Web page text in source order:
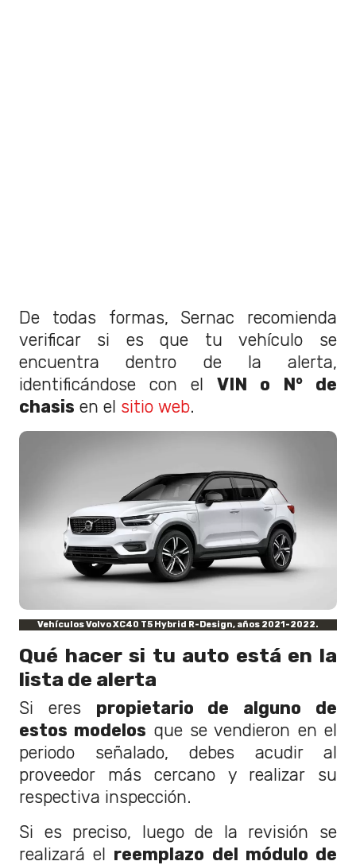
De todas formas, Sernac recomienda
verificar si es que tu vehículo se
encuentra dentro de la alerta,
identificándose con el VIN o N° de
chasis en el sitio web.
Vehículos Volvo XC40 T5 Hybrid R-Design, años 2021-2022.
Qué hacer si tu auto está en la
lista de alerta
Si eres propietario de alguno de
estos modelos que se vendieron en el
periodo señalado, debes acudir al
proveedor más cercano y realizar su
respectiva inspección.
Si es preciso, luego de la revisión se
realizará el reemplazo del módulo de